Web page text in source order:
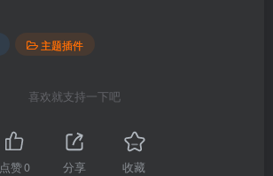
主题插件
喜欢就支持一下吧
点赞0 分享 收藏